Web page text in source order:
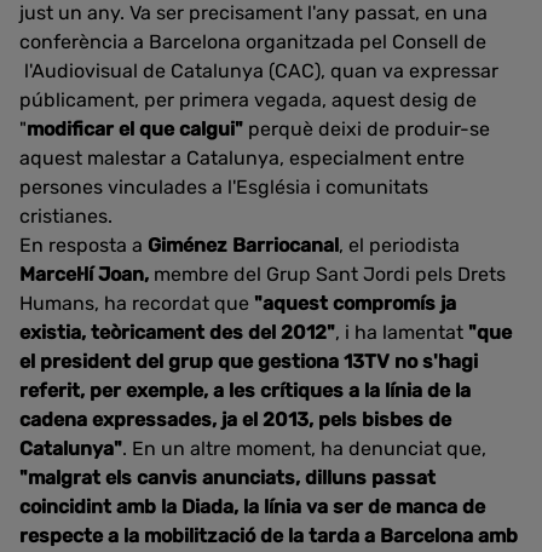
just un any. Va ser precisament l'any passat, en una
conferència a Barcelona organitzada pel Consell de
l'Audiovisual de Catalunya (CAC), quan va expressar
públicament, per primera vegada, aquest desig de
"modificar el que calgui" perquè deixi de produir-se
aquest malestar a Catalunya, especialment entre
persones vinculades a l'Església i comunitats
cristianes.
En resposta a Giménez Barriocanal, el periodista
Marcel·lí Joan, membre del Grup Sant Jordi pels Drets
Humans, ha recordat que "aquest compromís ja
existia, teòricament des del 2012", i ha lamentat "que
el president del grup que gestiona 13TV no s'hagi
referit, per exemple, a les crítiques a la línia de la
cadena expressades, ja el 2013, pels bisbes de
Catalunya". En un altre moment, ha denunciat que,
"malgrat els canvis anunciats, dilluns passat
coincidint amb la Diada, la línia va ser de manca de
respecte a la mobilització de la tarda a Barcelona amb